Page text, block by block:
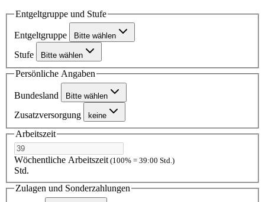
Entgeltgruppe und Stufe
Entgeltgruppe Bitte wählen
Stufe Bitte wählen
Persönliche Angaben
Bundesland Bitte wählen
Zusatzversorgung keine
Arbeitszeit
Wöchentliche Arbeitszeit(100% = 39:00 Std.)
Std.
Zulagen und Sonderzahlungen